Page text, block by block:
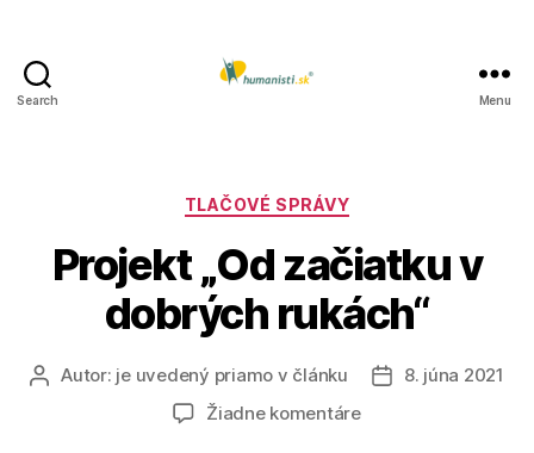
Search Menu
Kategórie
TLAČOVÉ SPRÁVY
Projekt „Od začiatku v
dobrých rukách“
AutorAutor: je uvedený priamo v článku
Dátum
8. júna 2021
Žiadne komentárena